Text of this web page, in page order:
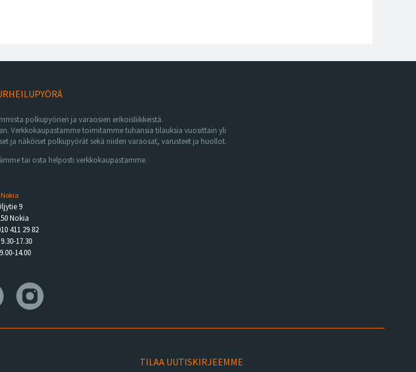
polkupyörien ja varaosien erikoisliikkeistä.
Verkkokaupastamme toimitamme tuhansia tilauksia vuosittain yli
ja näköiset polkupyörät sekä niiden varaosat, varusteet ja huollot.
tai osta helposti verkkokaupastamme.
Nokia
9
Nokia
411 29 82
17.30
14.00
TILAA UUTISKIRJEEMME